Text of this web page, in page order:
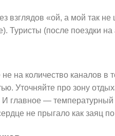
взглядов «ой, а мой так
Туристы (после поездки
на количество каналов
Уточняйте про зону
И главное —
не прыгало как заяц